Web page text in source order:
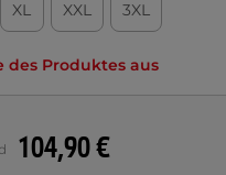
XL XXL 3XL
des Produktes aus
104,90 €